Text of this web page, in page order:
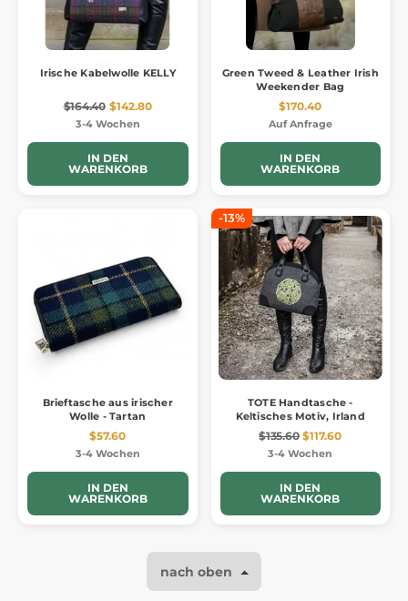
Irische Kabelwolle KELLY
$164.40 $142.80
3-4 Wochen
IN DEN
WARENKORB
Green Tweed & Leather Irish
Weekender Bag
$170.40
Auf Anfrage
IN DEN
WARENKORB
Brieftasche aus irischer
Wolle - Tartan
$57.60
3-4 Wochen
IN DEN
WARENKORB
-13%
TOTE Handtasche -
Keltisches Motiv, Irland
$135.60 $117.60
3-4 Wochen
IN DEN
WARENKORB
nach oben